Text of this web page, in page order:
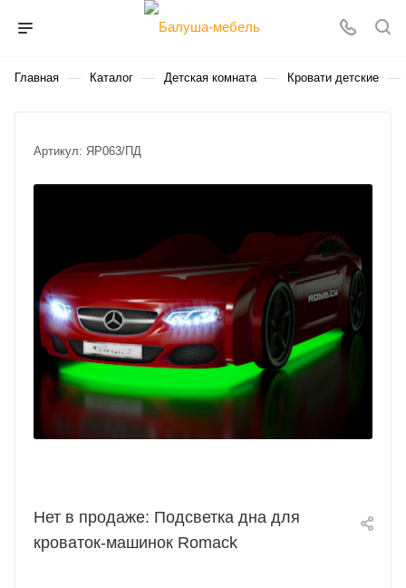
Главная — Каталог — Детская комната — Кровати детские —
Артикул: ЯР063/ПД
Нет в продаже: Подсветка дна для
кроваток-машинок Romack